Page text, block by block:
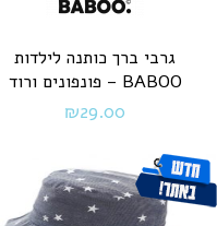
גרבי ברך כותנה לילדות
BABOO – פונפונים ורוד
₪29.00